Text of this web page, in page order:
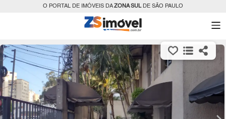
O PORTAL DE IMÓVEIS DAZONA SULDE SÃO PAULO